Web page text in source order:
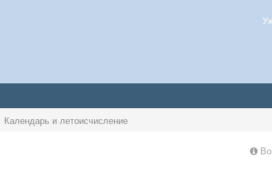
Календарь и летоисчисление